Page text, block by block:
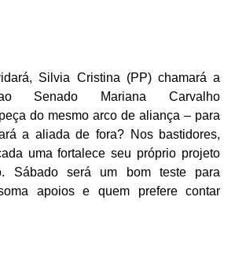
Silvia Cristina (PP) chamará a
ao Senado Mariana Carvalho
do mesmo arco de aliança – para
a aliada de fora? Nos bastidores,
uma fortalece seu próprio projeto
Sábado será um bom teste para
apoios e quem prefere contar